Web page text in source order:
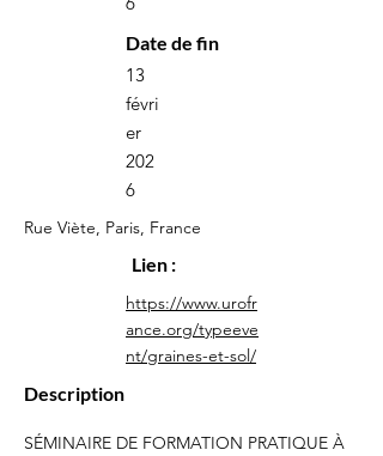
Date de fin
13
févri
er
202
6
Rue Viète, Paris, France
Lien :
https://www.urofr
ance.org/typeeve
nt/graines-et-sol/
Description
SÉMINAIRE DE FORMATION PRATIQUE À